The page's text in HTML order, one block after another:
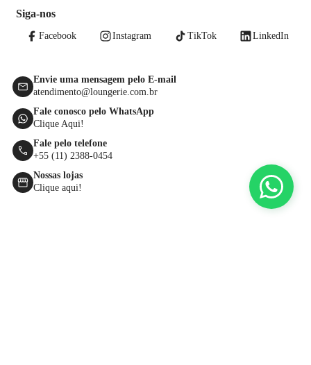
Siga-nos
Facebook Instagram TikTok LinkedIn
Envie uma mensagem pelo E-mail
atendimento@loungerie.com.br
Fale conosco pelo WhatsApp
Clique Aqui!
Fale pelo telefone
+55 (11) 2388-0454
Nossas lojas
Clique aqui!